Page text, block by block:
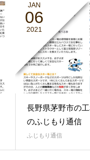
JAN
06
2021
長野県茅野市の
のふじもり通信
ふじもり通信